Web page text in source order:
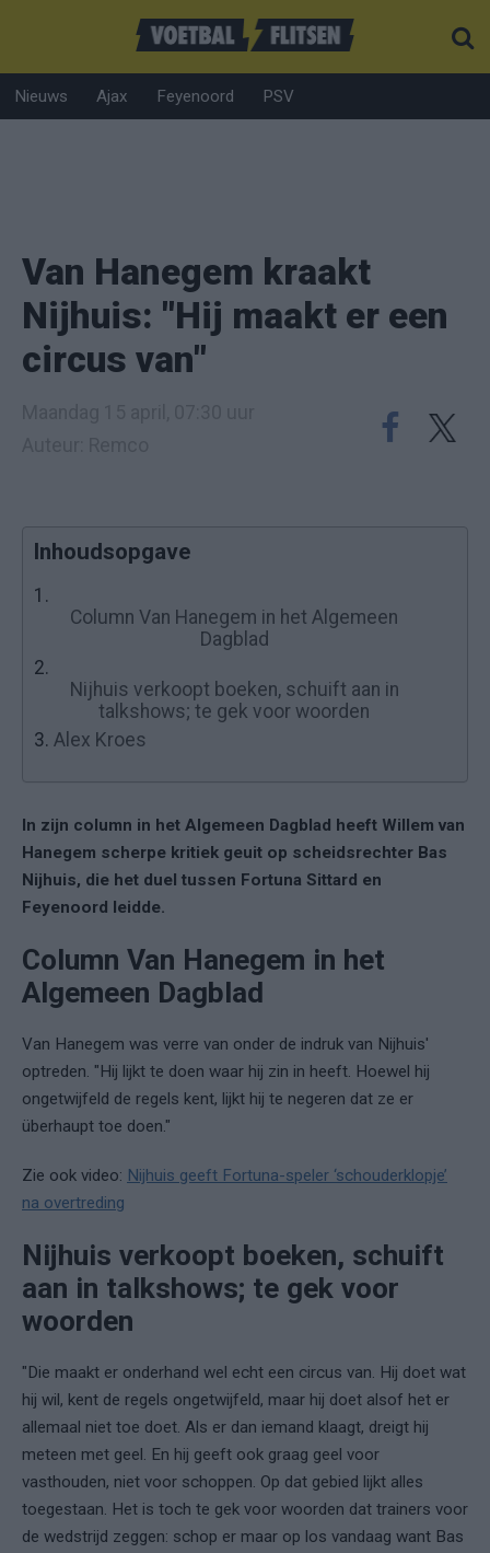
Nieuws Ajax Feyenoord PSV
Van Hanegem kraakt
Nijhuis: "Hij maakt er een
circus van"
Inhoudsopgave
1.
Column Van Hanegem in het Algemeen
Dagblad
2.
Nijhuis verkoopt boeken, schuift aan in
talkshows; te gek voor woorden
3. Alex Kroes
In zijn column in het Algemeen Dagblad heeft Willem van
Hanegem scherpe kritiek geuit op scheidsrechter Bas
Nijhuis, die het duel tussen Fortuna Sittard en
Feyenoord leidde.
Column Van Hanegem in het
Algemeen Dagblad
Van Hanegem was verre van onder de indruk van Nijhuis'
optreden. "Hij lijkt te doen waar hij zin in heeft. Hoewel hij
ongetwijfeld de regels kent, lijkt hij te negeren dat ze er
überhaupt toe doen."
Zie ook video: Nijhuis geeft Fortuna-speler ‘schouderklopje’
na overtreding
Nijhuis verkoopt boeken, schuift
aan in talkshows; te gek voor
woorden
"Die maakt er onderhand wel echt een circus van. Hij doet wat
hij wil, kent de regels ongetwijfeld, maar hij doet alsof het er
allemaal niet toe doet. Als er dan iemand klaagt, dreigt hij
meteen met geel. En hij geeft ook graag geel voor
vasthouden, niet voor schoppen. Op dat gebied lijkt alles
toegestaan. Het is toch te gek voor woorden dat trainers voor
de wedstrijd zeggen: schop er maar op los vandaag want Bas